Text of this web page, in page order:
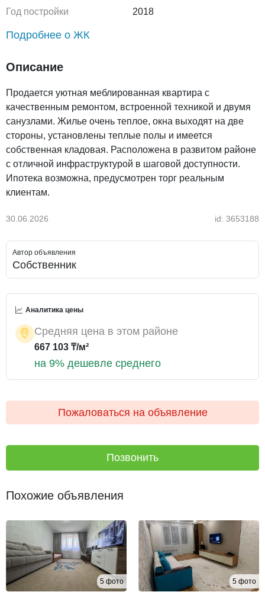
Год постройки
2018
Подробнее о ЖК
Описание
Продается уютная меблированная квартира с
качественным ремонтом, встроенной техникой и двумя
санузлами. Жилье очень теплое, окна выходят на две
стороны, установлены теплые полы и имеется
собственная кладовая. Расположена в развитом районе
с отличной инфраструктурой в шаговой доступности.
Ипотека возможна, предусмотрен торг реальным
клиентам.
30.06.2026 id: 3653188
Автор объявления
Собственник
Аналитика цены
Средняя цена в этом районе
667 103 ₸/м²
на 9% дешевле среднего
Пожаловаться на объявление
Позвонить
Похожие объявления
5 фото 5 фото